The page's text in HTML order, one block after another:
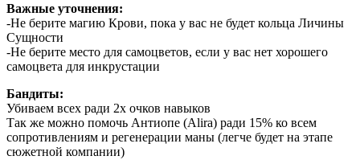
Важные уточнения:
-Не берите магию Крови, пока у вас не будет кольца Личины
Сущности
-Не берите место для самоцветов, если у вас нет хорошего
самоцвета для инкрустации
Бандиты:
Убиваем всех ради 2х очков навыков
Так же можно помочь Антиопе (Alira) ради 15% ко всем
сопротивлениям и регенерации маны (легче будет на этапе
сюжетной компании)